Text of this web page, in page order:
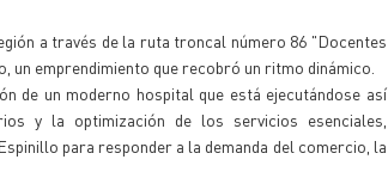
a través de la ruta troncal número 86 "Docentes
un emprendimiento que recobró un ritmo dinámico.
de un moderno hospital que está ejecutándose así
y la optimización de los servicios esenciales,
para responder a la demanda del comercio, la